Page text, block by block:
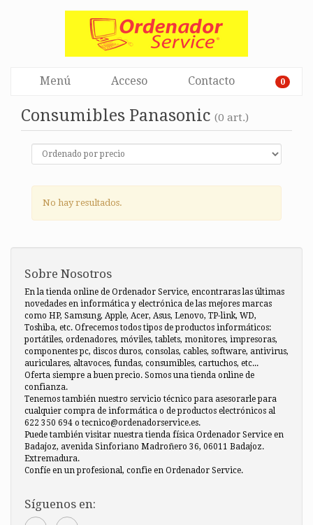
Menú Acceso Contacto 0
Consumibles Panasonic (0 art.)
No hay resultados.
Sobre Nosotros
En la tienda online de Ordenador Service, encontraras las últimas
novedades en informática y electrónica de las mejores marcas
como HP, Samsung, Apple, Acer, Asus, Lenovo, TP-link, WD,
Toshiba, etc. Ofrecemos todos tipos de productos informáticos:
portátiles, ordenadores, móviles, tablets, monitores, impresoras,
componentes pc, discos duros, consolas, cables, software, antivirus,
auriculares, altavoces, fundas, consumibles, cartuchos, etc...
Oferta siempre a buen precio. Somos una tienda online de
confianza.
Tenemos también nuestro servicio técnico para asesorarle para
cualquier compra de informática o de productos electrónicos al
622 350 694 o tecnico@ordenadorservice.es.
Puede también visitar nuestra tienda física Ordenador Service en
Badajoz, avenida Sinforiano Madroñero 36, 06011 Badajoz.
Extremadura.
Confíe en un profesional, confie en Ordenador Service.
Síguenos en: